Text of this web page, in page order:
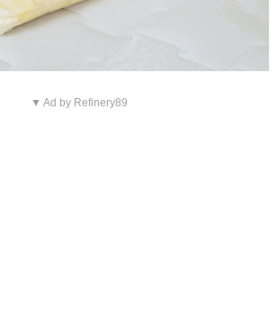
▼ Ad by Refinery89